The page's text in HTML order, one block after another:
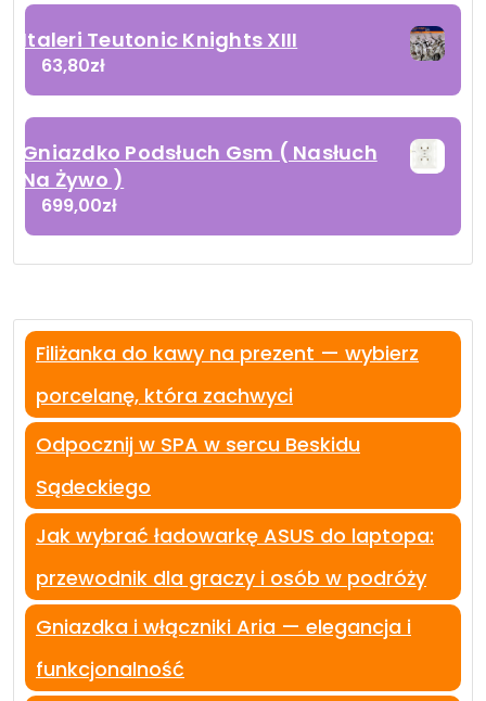
Italeri Teutonic Knights XIII
63,80zł
Gniazdko Podsłuch Gsm ( Nasłuch
Na Żywo )
699,00zł
Filiżanka do kawy na prezent — wybierz
porcelanę, która zachwyci
Odpocznij w SPA w sercu Beskidu
Sądeckiego
Jak wybrać ładowarkę ASUS do laptopa:
przewodnik dla graczy i osób w podróży
Gniazdka i włączniki Aria — elegancja i
funkcjonalność